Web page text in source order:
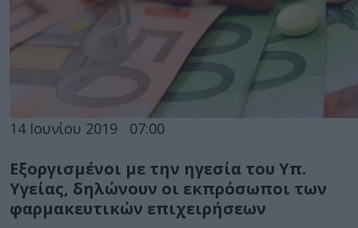
14 Ιουνίου 2019 07:00
Εξοργισμένοι με την ηγεσία του Υπ.
Υγείας, δηλώνουν οι εκπρόσωποι των
φαρμακευτικών επιχειρήσεων